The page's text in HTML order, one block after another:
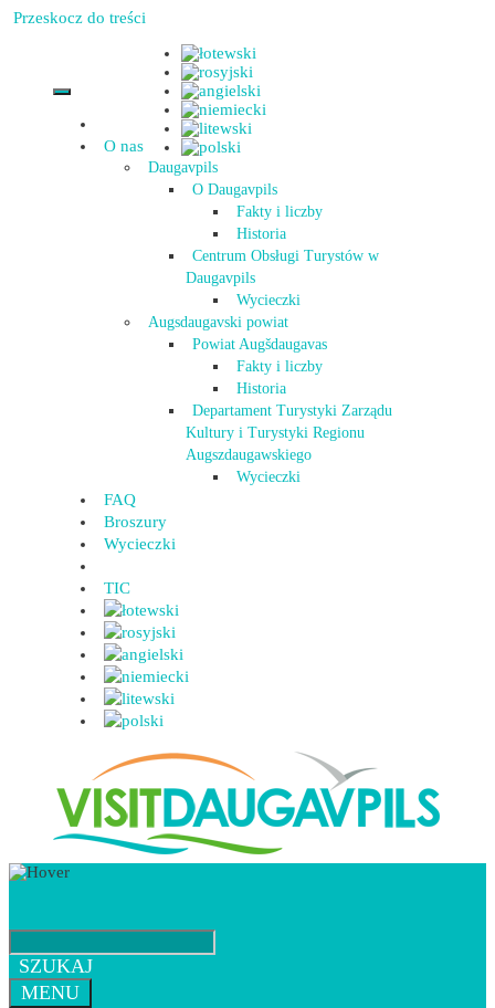
Przeskocz do treści
O nas
Daugavpils
O Daugavpils
Fakty i liczby
Historia
Centrum Obsługi Turystów w
Daugavpils
Wycieczki
Augsdaugavski powiat
Powiat Augšdaugavas
Fakty i liczby
Historia
Departament Turystyki Zarządu
Kultury i Turystyki Regionu
Augszdaugawskiego
Wycieczki
FAQ
Broszury
Wycieczki
TIC
SZUKAJ
MENU